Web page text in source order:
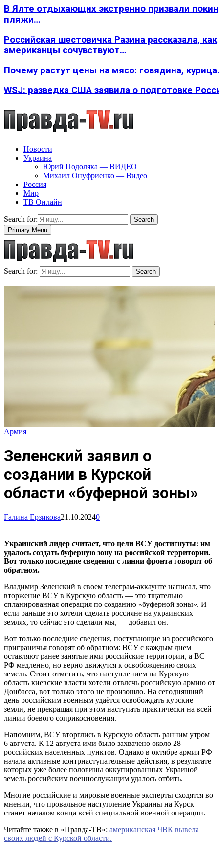
В Ялте отдыхающих экстренно призвали
пляжи…
Российская шестовичка Разина рассказала, как
американцы сочувствуют…
Почему растут цены на мясо: говядина,
WSJ: разведка США заявила о подготовке
Новости
Украина
Юрий Подоляка — ВИДЕО
Михаил Онуфриенко — Видео
Россия
Мир
ТВ Онлайн
Search for:
Search
Primary Menu
Search for: Search
Армия
Зеленский заявил о
создании в Курской
области «буферной зоны»
Галина Ерзикова21.10.20240
Украинский лидер считает, что цели ВСУ достигнуты: им
удалось создать буферную зону на российской территории.
Вот только последние сведения с линии фронта говорят об
обратном.
Владимир Зеленский в своем телеграм-аккаунте написал, что
вторжение ВСУ в Курскую область — это тщательно
спланированная операция по созданию «буферной зоны». И
если раньше это хотели сделать россияне на украинских
землях, то сейчас это сделали мы, — добавил он.
Вот только последние сведения, поступающие из российского
приграничья говорят об обратном: ВСУ с каждым днем
оставляют ранее занятые ими российские территории, а ВС
РФ медленно, но верно движутся к освобождению своих
земель. Стоит отметить, что наступлением на Курскую
область киевские власти хотели отвлечь российскую армию от
Донбасса, вот только этого не произошло. На сегодняшний
день российским военным удаётся освобождать курские
земли, не прекращая при этом наступать практически на всей
линии боевого соприкосновения.
Напомним, ВСУ вторглись в Курскую область ранним утром
6 августа. К 12 августа ими было захвачено около 28
российских населенных пунктов. Однако в октябре армия РФ
начала активные контрнаступательные действия, в результате
которых уже более половины оккупированных Украиной
земель российским военнослужащим удалось отбить.
Многие российские и мировые военные эксперты сходятся во
мнении, что провальное наступление Украины на Курск
станет началом конца всей специальной военной операции.
Читайте также в «Правда-ТВ»: американская ЧВК вывела
своих людей с Курской области.